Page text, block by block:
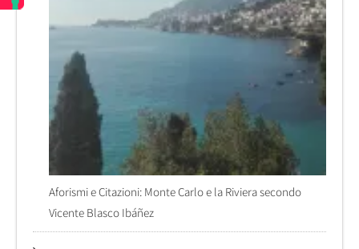
Aforismi e Citazioni: Monte Carlo e la Riviera secondo
Vicente Blasco Ibáñez